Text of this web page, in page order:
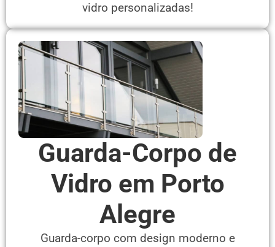
vidro personalizadas!
Guarda-Corpo de
Vidro em Porto
Alegre
Guarda-corpo com design moderno e